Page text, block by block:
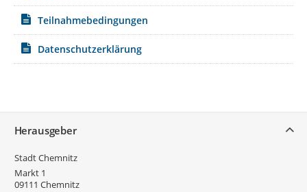
Teilnahmebedingungen
Datenschutzerklärung
Herausgeber
Stadt Chemnitz
Markt 1
09111 Chemnitz